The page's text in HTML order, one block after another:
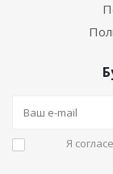
Я